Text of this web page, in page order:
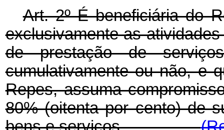
Art. 2º É beneficiária do
exclusivamente as
de prestação de
cumulativamente ou não, e
Repes, assuma
80% (oitenta por cento) de